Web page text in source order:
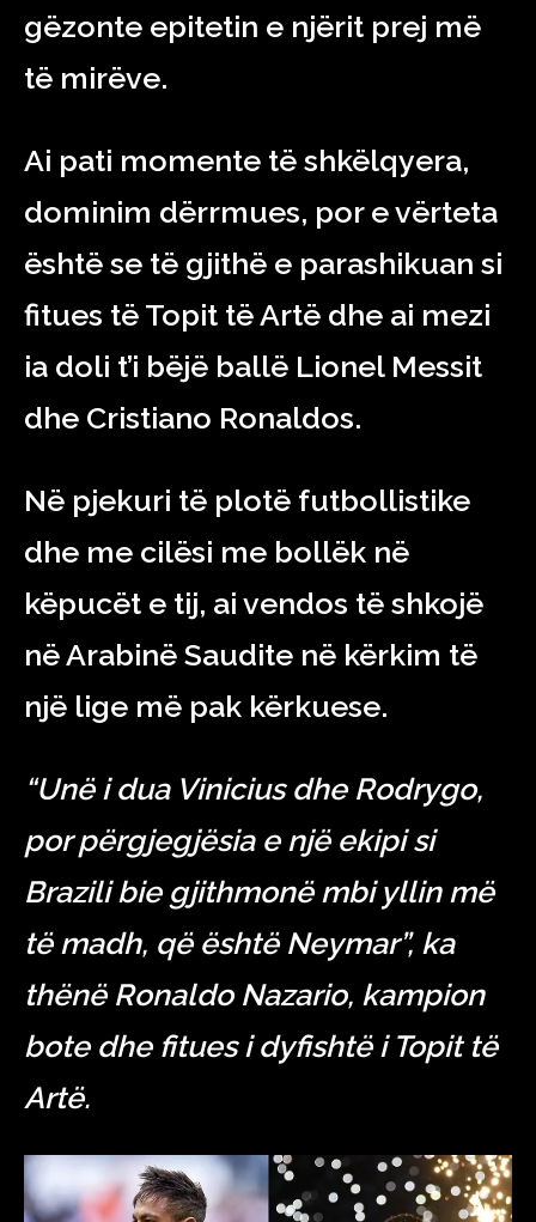
gëzonte epitetin e njërit prej më
të mirëve.
Ai pati momente të shkëlqyera,
dominim dërrmues, por e vërteta
është se të gjithë e parashikuan si
fitues të Topit të Artë dhe ai mezi
ia doli t’i bëjë ballë Lionel Messit
dhe Cristiano Ronaldos.
Në pjekuri të plotë futbollistike
dhe me cilësi me bollëk në
këpucët e tij, ai vendos të shkojë
në Arabinë Saudite në kërkim të
një lige më pak kërkuese.
“Unë i dua Vinicius dhe Rodrygo,
por përgjegjësia e një ekipi si
Brazili bie gjithmonë mbi yllin më
të madh, që është Neymar”, ka
thënë Ronaldo Nazario, kampion
bote dhe fitues i dyfishtë i Topit të
Artë.